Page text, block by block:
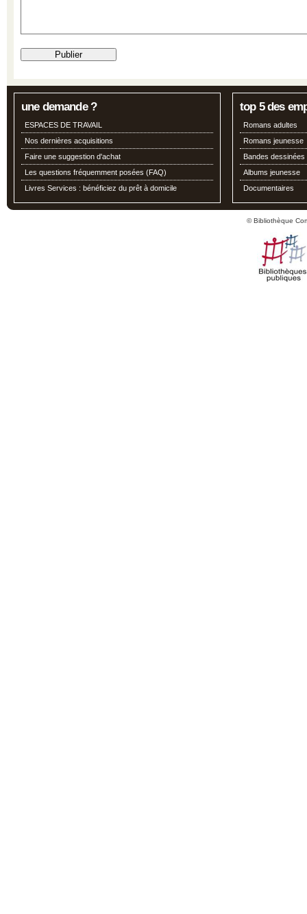
une demande ?
ESPACES DE TRAVAIL
Nos dernières acquisitions
Faire une suggestion d'achat
Les questions fréquemment posées (FAQ)
Livres Services : bénéficiez du prêt à domicile
top 5 des
Romans adultes
Romans jeunesse
Bandes dessinées
Albums jeunesse
Documentaires
© Bibliothèque